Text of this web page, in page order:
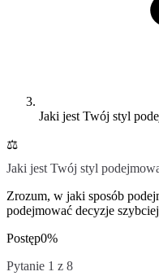
Jaki jest Twój styl
⚖️
Jaki jest Twój styl
Zrozum, w jaki sposób
podejmować decyzje
Postęp0%
Pytanie 1 z 8